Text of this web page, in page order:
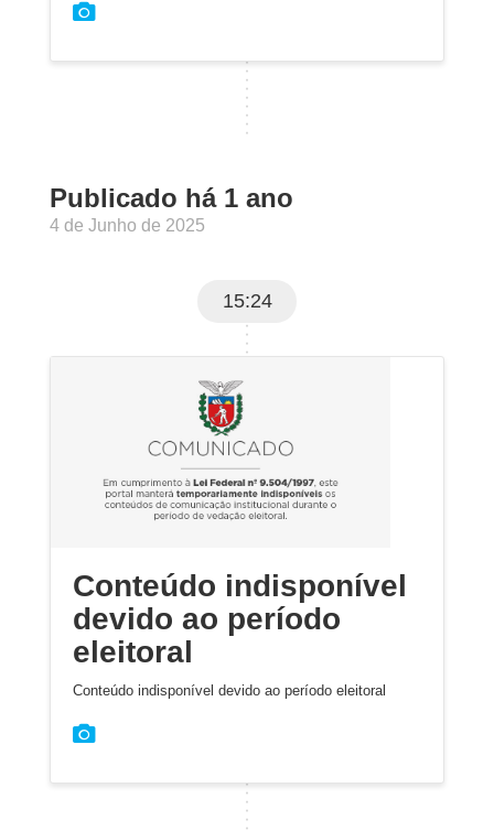
Publicado há 1 ano
4 de Junho de 2025
15:24
Conteúdo indisponível
devido ao período
eleitoral
Conteúdo indisponível devido ao período eleitoral